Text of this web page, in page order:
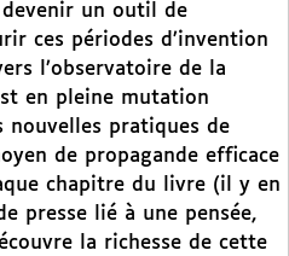
un outil de
ces périodes d’invention
l’observatoire de la
en pleine mutation
nouvelles pratiques de
de propagande efficace
chapitre du livre (il y en
presse lié à une pensée,
la richesse de cette